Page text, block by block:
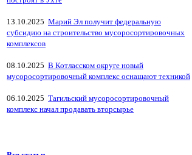
13.10.2025 Марий Эл получит федеральную
субсидию на строительство мусоросортировочных
комплексов
08.10.2025 В Котласском округе новый
мусоросортировочный комплекс оснащают техникой
06.10.2025 Тагильский мусоросортировочный
комплекс начал продавать вторсырье